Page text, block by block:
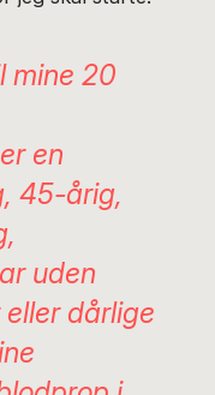
mine 20
en
45-årig,
uden
dårlige